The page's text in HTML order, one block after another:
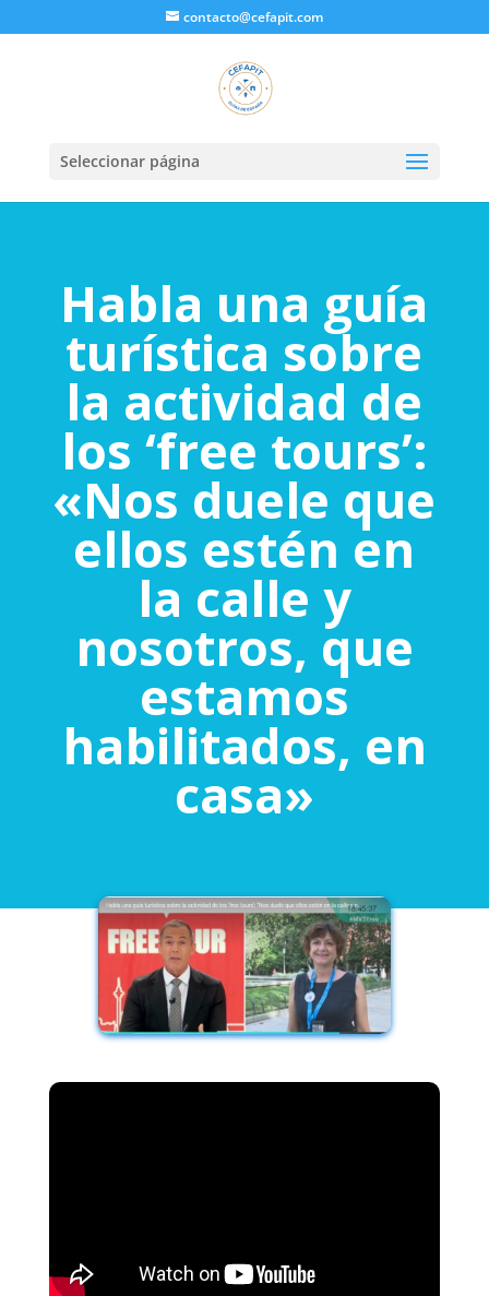
contacto@cefapit.com
Seleccionar página
Habla una guía
turística sobre
la actividad de
los ‘free tours’:
«Nos duele que
ellos estén en
la calle y
nosotros, que
estamos
habilitados, en
casa»